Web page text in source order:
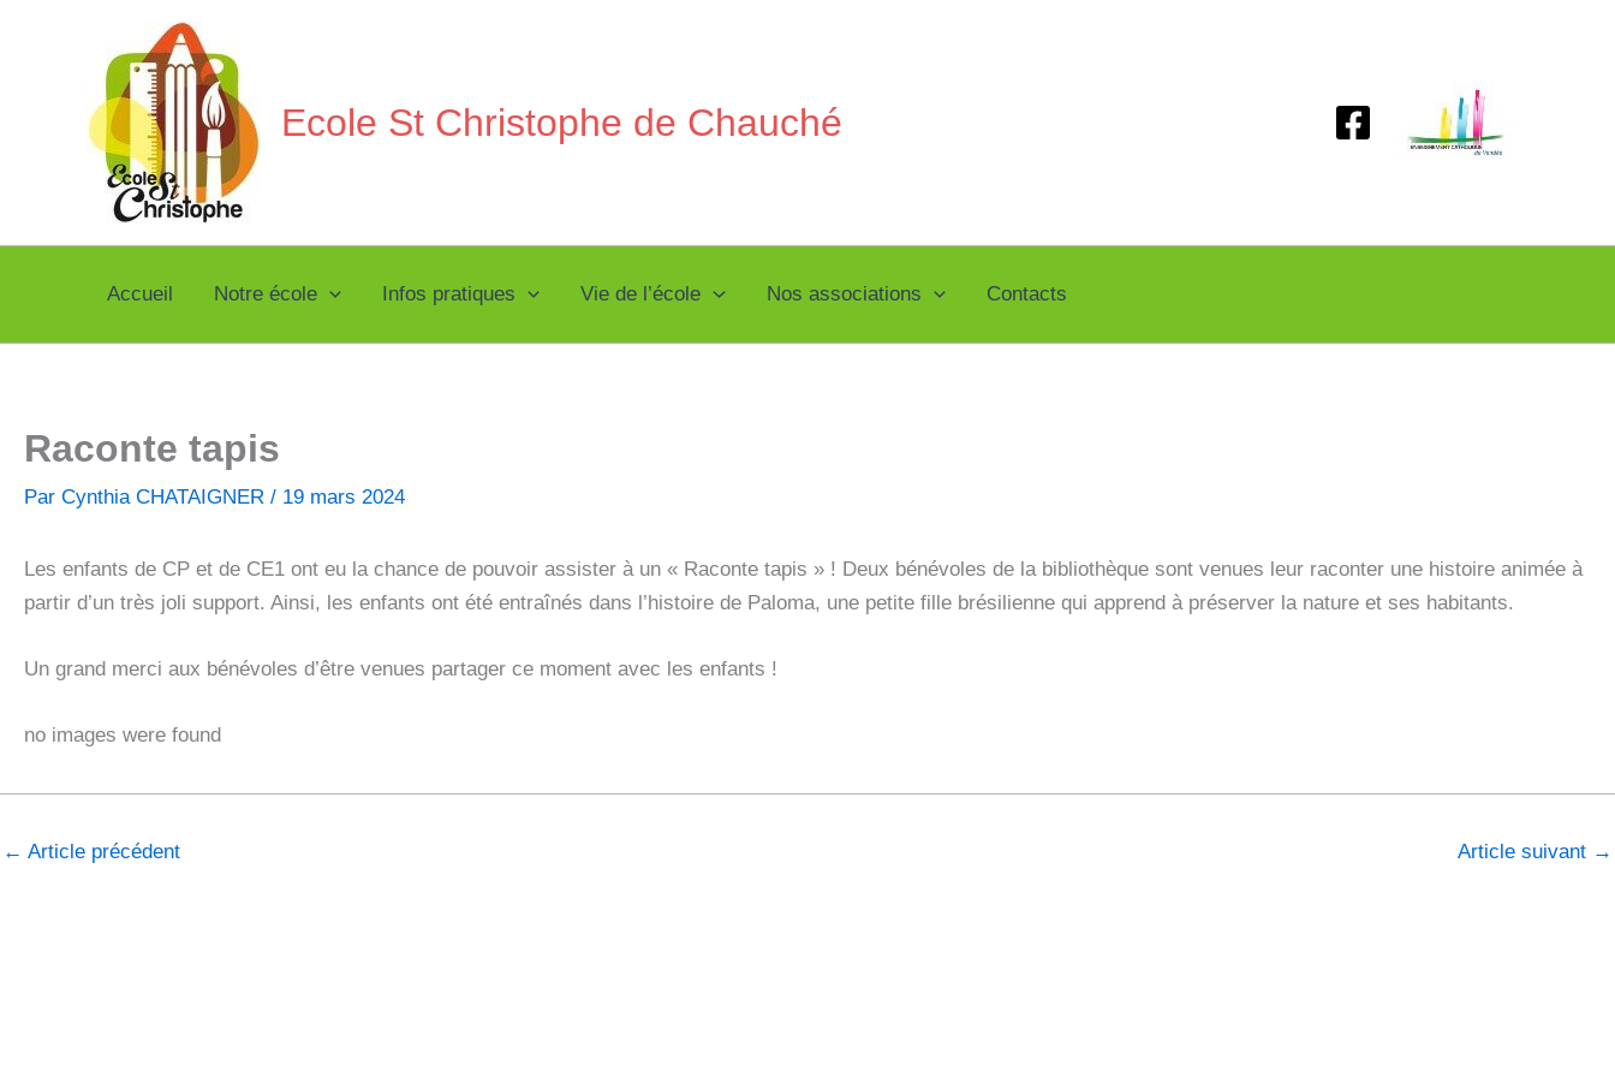
Ecole St Christophe de Chauché
Accueil Notre école Infos pratiques Vie de l’école Nos associations Contacts
Raconte tapis
Par Cynthia CHATAIGNER / 19 mars 2024
Les enfants de CP et de CE1 ont eu la chance de pouvoir assister à un « Raconte tapis » ! Deux bénévoles de la bibliothèque sont venues leur raconter une histoire animée à
partir d’un très joli support. Ainsi, les enfants ont été entraînés dans l’histoire de Paloma, une petite fille brésilienne qui apprend à préserver la nature et ses habitants.
Un grand merci aux bénévoles d’être venues partager ce moment avec les enfants !
no images were found
← Article précédent Article suivant →